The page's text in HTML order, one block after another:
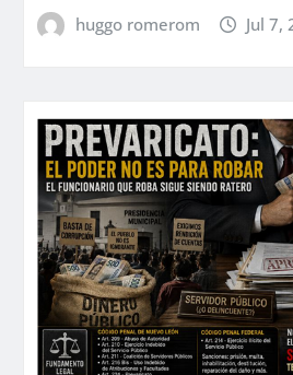
huggo romerom Jul 7,